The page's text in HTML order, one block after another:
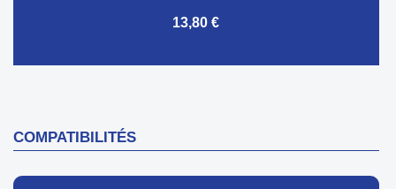
13,80 €
COMPATIBILITÉS